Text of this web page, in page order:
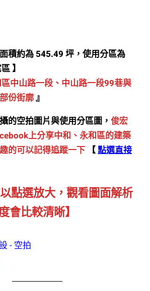
積約為 545.49 坪，使用分區為
】
中山路一段、中山路一段99巷與
份街廓』
的空拍圖片與使用分區圖， 俊宏
上分享中和、永和區的建築
的可以記得追蹤一下 【點選直接
以點選放大，觀看圖面解析
會比較清晰】